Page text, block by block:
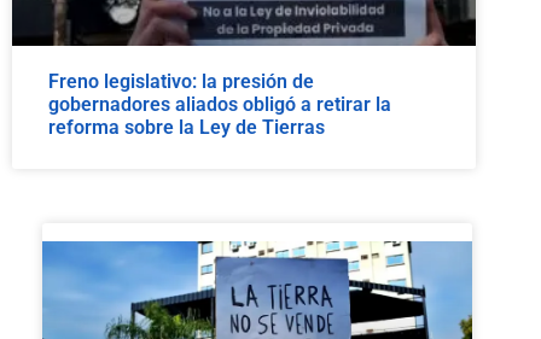
Freno legislativo: la presión de
gobernadores aliados obligó a retirar la
reforma sobre la Ley de Tierras